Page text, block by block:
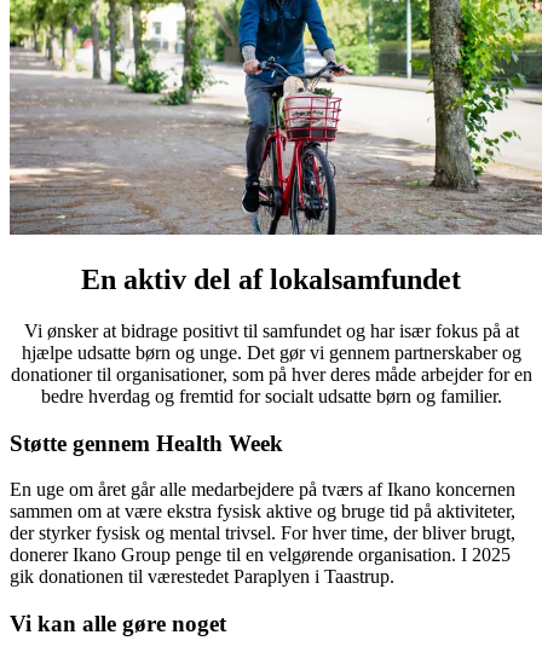
En aktiv del af lokalsamfundet
Vi ønsker at bidrage positivt til samfundet og har især fokus på at
hjælpe udsatte børn og unge. Det gør vi gennem partnerskaber og
donationer til organisationer, som på hver deres måde arbejder for en
bedre hverdag og fremtid for socialt udsatte børn og familier.
Støtte gennem Health Week
En uge om året går alle medarbejdere på tværs af Ikano koncernen
sammen om at være ekstra fysisk aktive og bruge tid på aktiviteter,
der styrker fysisk og mental trivsel. For hver time, der bliver brugt,
donerer Ikano Group penge til en velgørende organisation. I 2025
gik donationen til værestedet Paraplyen i Taastrup.
Vi kan alle gøre noget